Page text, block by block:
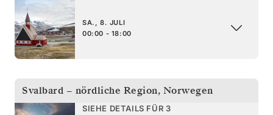
SA., 8. JULI
00:00 - 18:00
Svalbard – nördliche Region, Norwegen
SIEHE DETAILS FÜR 3